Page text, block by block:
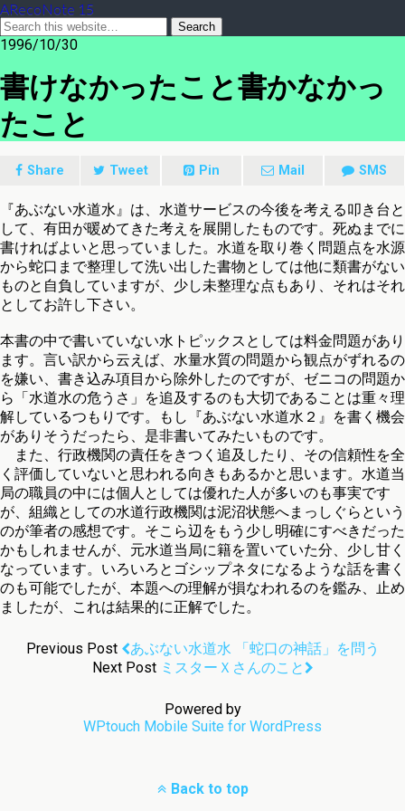
ARecoNote 15
1996/10/30
書けなかったこと書かなかっ
たこと
Share Tweet Pin Mail SMS
『あぶない水道水』は、水道サービスの今後を考える叩き台と
して、有田が暖めてきた考えを展開したものです。死ぬまでに
書ければよいと思っていました。水道を取り巻く問題点を水源
から蛇口まで整理して洗い出した書物としては他に類書がない
ものと自負していますが、少し未整理な点もあり、それはそれ
としてお許し下さい。
本書の中で書いていない水トピックスとしては料金問題があり
ます。言い訳から云えば、水量水質の問題から観点がずれるの
を嫌い、書き込み項目から除外したのですが、ゼニコの問題か
ら「水道水の危うさ」を追及するのも大切であることは重々理
解しているつもりです。もし『あぶない水道水２』を書く機会
がありそうだったら、是非書いてみたいものです。
また、行政機関の責任をきつく追及したり、その信頼性を全
く評価していないと思われる向きもあるかと思います。水道当
局の職員の中には個人としては優れた人が多いのも事実です
が、組織としての水道行政機関は泥沼状態へまっしぐらという
のが筆者の感想です。そこら辺をもう少し明確にすべきだった
かもしれませんが、元水道当局に籍を置いていた分、少し甘く
なっています。いろいろとゴシップネタになるような話を書く
のも可能でしたが、本題への理解が損なわれるのを鑑み、止め
ましたが、これは結果的に正解でした。
Previous Post
あぶない水道水 「蛇口の神話」を問う
Next Post ミスターＸさんのこと
Powered by
WPtouch Mobile Suite for WordPress
Back to top